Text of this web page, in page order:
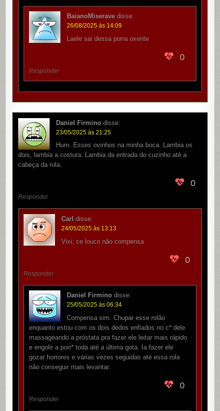
BaianoMiserave disse:
26/08/2025 às 14:09
Laele sai dessa porra oxente
0
Responder
Daniel Firmino disse:
23/05/2025 às 21:25
Hum. Esses ovinhos na minha boca. Lambia os
dois, lambia a costura. Lambia da entrada do cuzinho até a
cabeça da rola.
0
Responder
Carl disse:
24/05/2025 às 13:13
Vixi, ce louco não compensa
0
Responder
Daniel Firmino disse:
25/05/2025 às 06:34
Compensa sim. Chupar esse rolão
enquanto estou com os dois dedos enfiados no c* dele
massageando a próstata pra fazer ele leitar mais rápido
e engolir a porr* toda até a última gota. Ia fazer ele
gozar horrores e várias vezes seguidas até essa rola
não conseguir mais levantar.
0
Responder